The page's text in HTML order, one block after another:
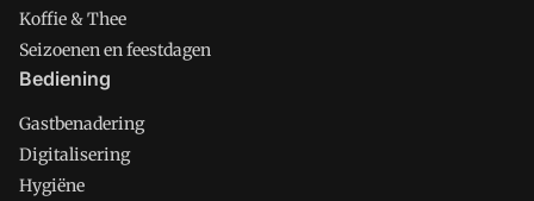
Koffie & Thee
Seizoenen en feestdagen
Bediening
Gastbenadering
Digitalisering
Hygiëne